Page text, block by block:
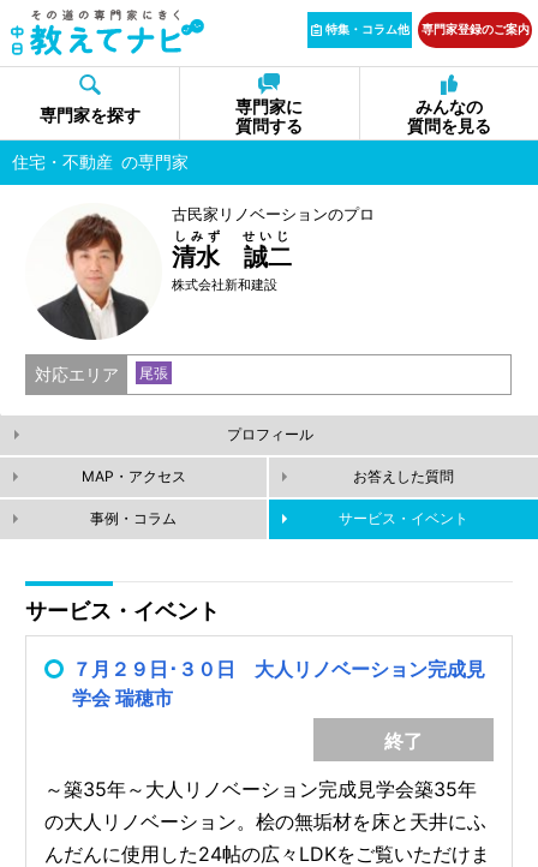
特集・コラム他 専門家登録のご案内
専門家を探す
専門家に
質問する
みんなの
質問を見る
住宅・不動産 の専門家
古民家リノベーションのプロ
清水 誠二
しみず せいじ
株式会社新和建設
対応エリア 尾張
プロフィール
MAP・アクセス お答えした質問
事例・コラム サービス・イベント
サービス・イベント
７月２９日･３０日 大人リノベーション完成見
学会 瑞穂市
終了
～築35年～大人リノベーション完成見学会築35年
の大人リノベーション。桧の無垢材を床と天井にふ
んだんに使用した24帖の広々LDKをご覧いただけま